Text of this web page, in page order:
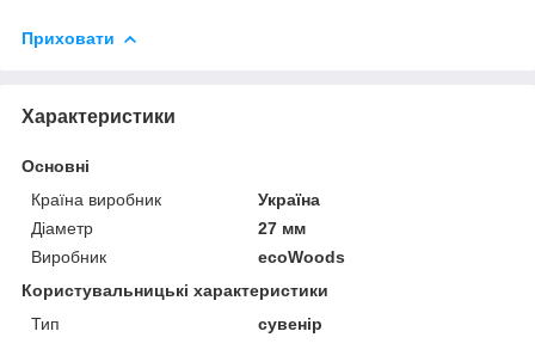
Приховати
Характеристики
Основні
Країна виробник
Україна
Діаметр
27 мм
Виробник
ecoWoods
Користувальницькі характеристики
Тип
сувенір